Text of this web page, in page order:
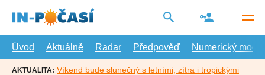
hlavní
Úvod
Aktuálně Radar Předpověď Numerický model
AKTUALITA: Víkend bude slunečný s letními, zítra i tropickými